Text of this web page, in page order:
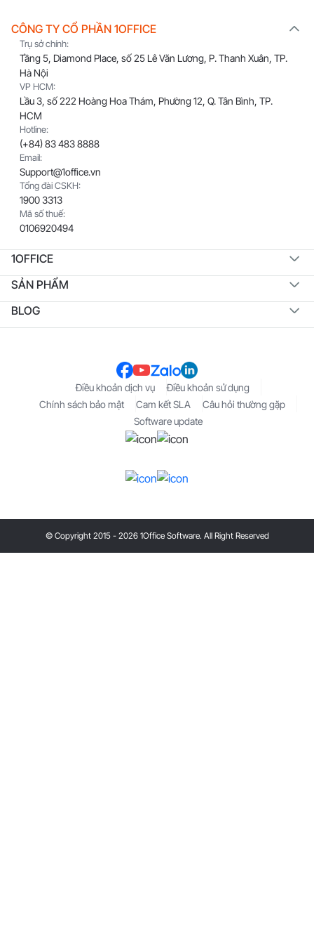
CÔNG TY CỔ PHẦN 1OFFICE
Trụ sở chính:
Tầng 5, Diamond Place, số 25 Lê Văn Lương, P. Thanh Xuân, TP.
Hà Nội
VP HCM:
Lầu 3, số 222 Hoàng Hoa Thám, Phường 12, Q. Tân Bình, TP.
HCM
Hotline:
(+84) 83 483 8888
Email:
Support@1office.vn
Tổng đài CSKH:
1900 3313
Mã số thuế:
0106920494
1OFFICE
SẢN PHẨM
BLOG
Điều khoản dịch vụ
Điều khoản sử dụng
Chính sách bảo mật
Cam kết SLA
Câu hỏi thường gặp
Software update
© Copyright 2015 - 2026 1Office Software. All Right Reserved